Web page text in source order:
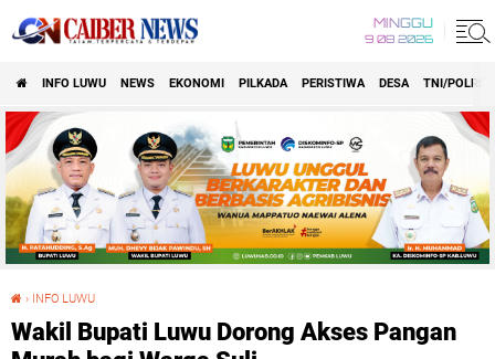
MINGGU
9 08 2026
INFO LUWU NEWS EKONOMI PILKADA PERISTIWA DESA TNI/POLRI
› INFO LUWU
Wakil Bupati Luwu Dorong Akses Pangan